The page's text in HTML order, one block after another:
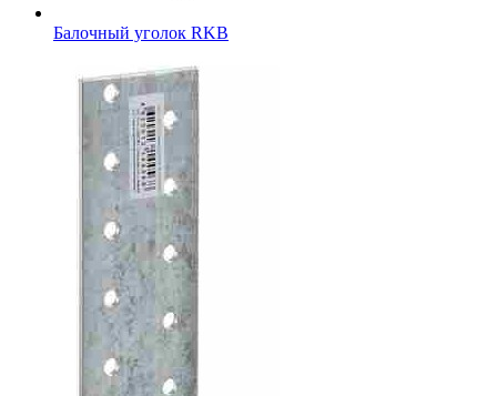
Балочный уголок RKB